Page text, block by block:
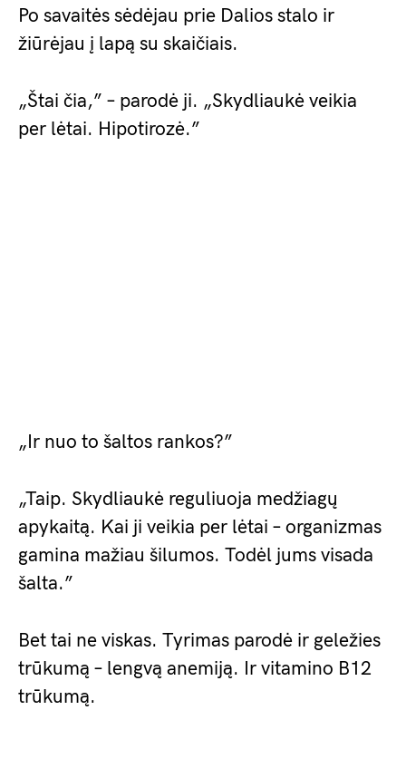
Po savaitės sėdėjau prie Dalios stalo ir
žiūrėjau į lapą su skaičiais.
„Štai čia,” – parodė ji. „Skydliaukė veikia
per lėtai. Hipotirozė.”
„Ir nuo to šaltos rankos?”
„Taip. Skydliaukė reguliuoja medžiagų
apykaitą. Kai ji veikia per lėtai – organizmas
gamina mažiau šilumos. Todėl jums visada
šalta.”
Bet tai ne viskas. Tyrimas parodė ir geležies
trūkumą – lengvą anemiją. Ir vitamino B12
trūkumą.